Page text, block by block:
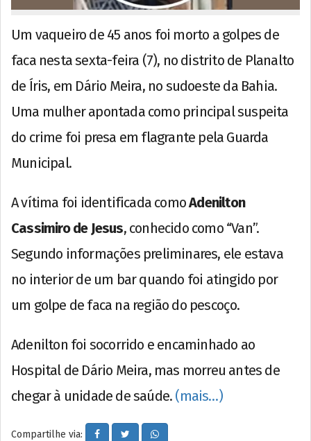
Um vaqueiro de 45 anos foi morto a golpes de
faca nesta sexta-feira (7), no distrito de Planalto
de Íris, em Dário Meira, no sudoeste da Bahia.
Uma mulher apontada como principal suspeita
do crime foi presa em flagrante pela Guarda
Municipal.
A vítima foi identificada comoAdenilton
Cassimiro de Jesus, conhecido como “Van”.
Segundo informações preliminares, ele estava
no interior de um bar quando foi atingido por
um golpe de faca na região do pescoço.
Adenilton foi socorrido e encaminhado ao
Hospital de Dário Meira, mas morreu antes de
chegar à unidade de saúde. (mais…)
Compartilhe via: